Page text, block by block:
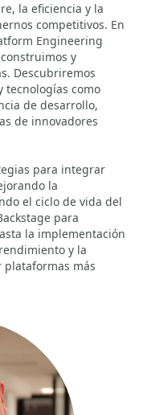
la eficiencia y la
competitivos. En
Engineering
y
Descubriremos
tecnologías como
de desarrollo,
de innovadores
para integrar
la
el ciclo de vida del
para
la implementación
y la
más